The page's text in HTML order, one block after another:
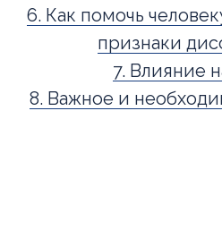
6. Как помочь
признаки
7. Влияние
8. Важное и